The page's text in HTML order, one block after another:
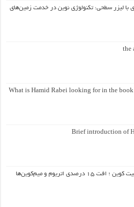
با لیزر سطحی: تکنولوژی نوین در خدمت زمین‌های
the
What is Hamid Rabei looking for in the
Brief introduction of
درصدی اتریوم و میم‌کوین‌ها